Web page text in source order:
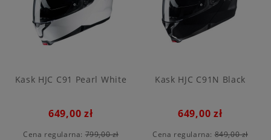
Kask HJC C91 Pearl White
649,00 zł
Cena regularna:799,00 zł
Kask HJC C91N Black
649,00 zł
Cena regularna:849,00 zł